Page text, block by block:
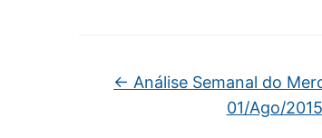
← Análise Semanal do
01/Ago/2015